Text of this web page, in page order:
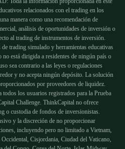
relacionados con el trading en los
manera como una recomendación de
análisis de oportunidades de inversión o
al trading de instrumentos de inversión.
trading simulado y herramientas educativas
está dirigida a residentes de ningún país o
sea contrario a las leyes o regulaciones
y no acepta ningún depósito. La solución
por proveedores de liquidez.
los usuarios registrados para la Prueba
Challenge. ThinkCapital no ofrece
o custodia de fondos de inversionistas.
y la discreción de no proporcionar
incluyendo pero no limitado a Vietnam,
Cisjordania, Ciudad del Vaticano,